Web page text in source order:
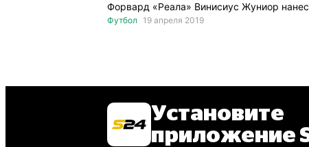
Форвард «Реала» Винисиус Жуниор
Футбол 19 апреля 2019
Установите
приложение